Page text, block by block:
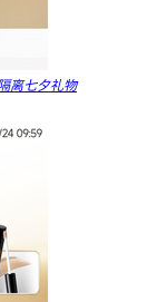
离七夕礼物